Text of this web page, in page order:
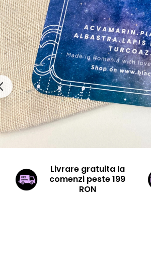
Livrare gratuita la
comenzi peste 199
RON